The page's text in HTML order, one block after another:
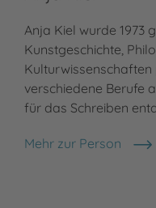
Anja Kiel wurde 1973
Kunstgeschichte,
verschiedene Berufe
für das Schreiben
Mehr zur Person
Anja Kiel